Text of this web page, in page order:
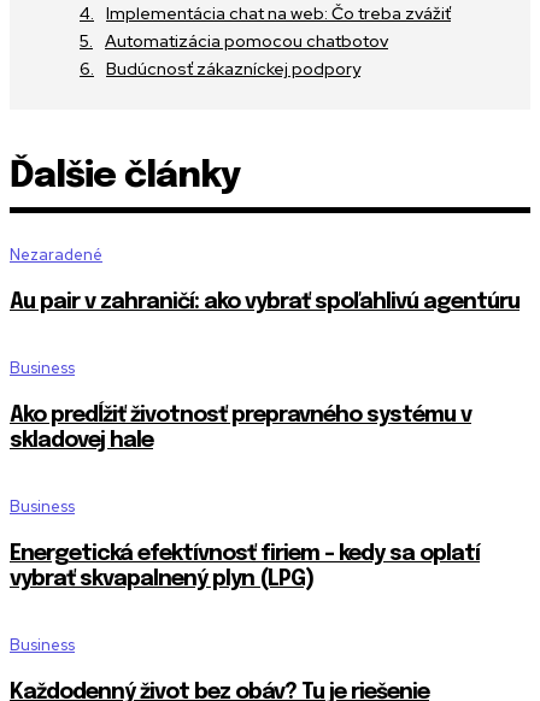
Implementácia chat na web: Čo treba zvážiť
Automatizácia pomocou chatbotov
Budúcnosť zákazníckej podpory
Ďalšie články
Nezaradené
Au pair v zahraničí: ako vybrať spoľahlivú agentúru
Business
Ako predĺžiť životnosť prepravného systému v
skladovej hale
Business
Energetická efektívnosť firiem – kedy sa oplatí
vybrať skvapalnený plyn (LPG)
Business
Každodenný život bez obáv? Tu je riešenie